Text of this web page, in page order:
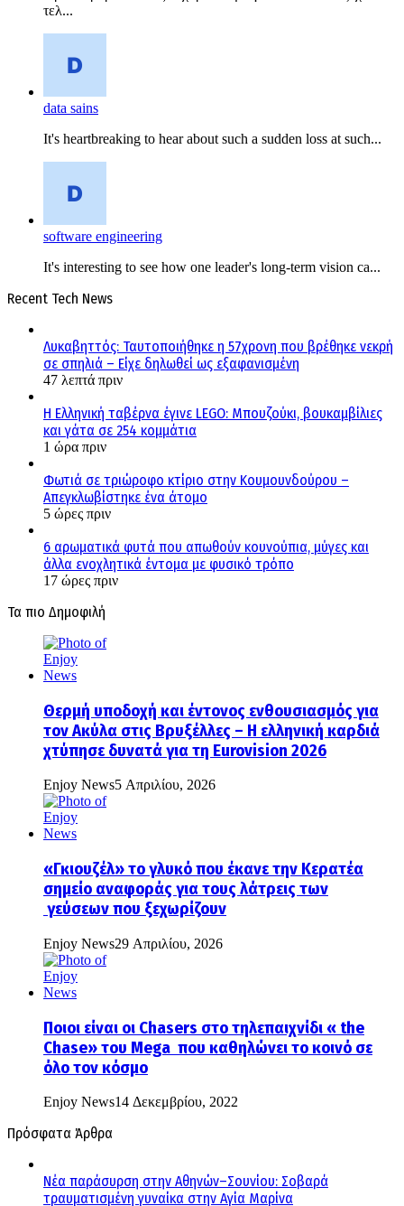
τελ...
data sains
It's heartbreaking to hear about such a sudden loss at such...
software engineering
It's interesting to see how one leader's long-term vision ca...
Recent Tech News
Λυκαβηττός: Ταυτοποιήθηκε η 57χρονη που βρέθηκε νεκρή
σε σπηλιά – Είχε δηλωθεί ως εξαφανισμένη
47 λεπτά πριν
H Ελληνική ταβέρνα έγινε LEGO: Μπουζούκι, βουκαμβίλιες
και γάτα σε 254 κομμάτια
1 ώρα πριν
Φωτιά σε τριώροφο κτίριο στην Κουμουνδούρου –
Απεγκλωβίστηκε ένα άτομο
5 ώρες πριν
6 αρωματικά φυτά που απωθούν κουνούπια, μύγες και
άλλα ενοχλητικά έντομα με φυσικό τρόπο
17 ώρες πριν
Τα πιο Δημοφιλή
Θερμή υποδοχή και έντονος ενθουσιασμός για
τον Ακύλα στις Βρυξέλλες – Η ελληνική καρδιά
χτύπησε δυνατά για τη Eurovision 2026
Enjoy News5 Απριλίου, 2026
«Γκιουζέλ» το γλυκό που έκανε την Κερατέα
σημείο αναφοράς για τους λάτρεις των
γεύσεων που ξεχωρίζουν
Enjoy News29 Απριλίου, 2026
Ποιοι είναι οι Chasers στο τηλεπαιχνίδι « the
Chase» του Mega που καθηλώνει το κοινό σε
όλο τον κόσμο
Enjoy News14 Δεκεμβρίου, 2022
Πρόσφατα Άρθρα
Νέα παράσυρση στην Αθηνών–Σουνίου: Σοβαρά
τραυματισμένη γυναίκα στην Αγία Μαρίνα